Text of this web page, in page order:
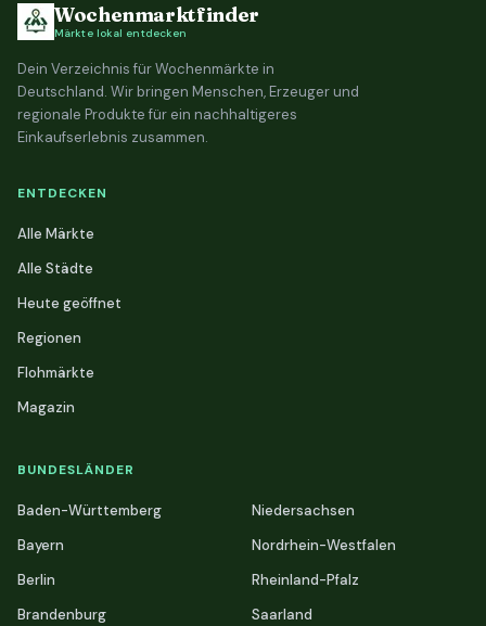
Wochenmarktfinder
Märkte lokal entdecken
Dein Verzeichnis für Wochenmärkte in
Deutschland. Wir bringen Menschen, Erzeuger und
regionale Produkte für ein nachhaltigeres
Einkaufserlebnis zusammen.
ENTDECKEN
Alle Märkte
Alle Städte
Heute geöffnet
Regionen
Flohmärkte
Magazin
BUNDESLÄNDER
Baden-Württemberg
Bayern
Berlin
Brandenburg
Niedersachsen
Nordrhein-Westfalen
Rheinland-Pfalz
Saarland